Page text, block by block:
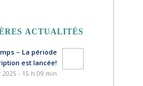
ACTUALITÉS
– La période
est lancée!
2025 - 15 h 09 min